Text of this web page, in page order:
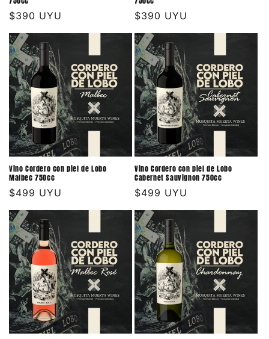
Precio
$390 UYU
Precio
$390 UYU
Vino Cordero con piel de Lobo
Malbec 750cc
Precio
$499 UYU
Vino Cordero con piel de Lobo
Cabernet Sauvignon 750cc
Precio
$499 UYU